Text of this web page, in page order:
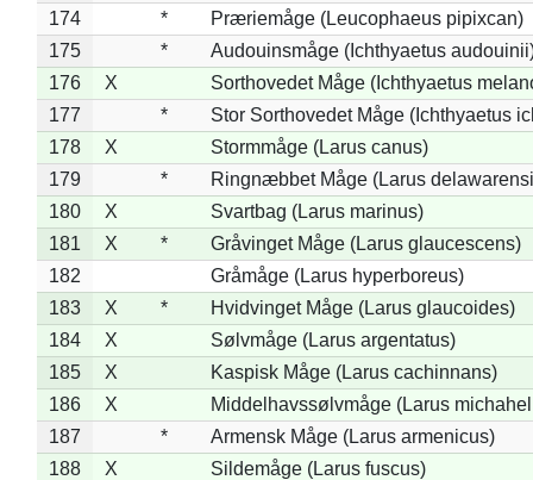
174
*
Præriemåge (Leucophaeus pipixcan)
175
*
Audouinsmåge (Ichthyaetus
176
X
Sorthovedet Måge (Ichthyaetus
177
*
Stor Sorthovedet Måge (Ichthyaetus
178
X
Stormmåge (Larus canus)
179
*
Ringnæbbet Måge (Larus
180
X
Svartbag (Larus marinus)
181
X *
Gråvinget Måge (Larus glaucescens)
182
Gråmåge (Larus hyperboreus)
183
X *
Hvidvinget Måge (Larus glaucoides)
184
X
Sølvmåge (Larus argentatus)
185
X
Kaspisk Måge (Larus cachinnans)
186
X
Middelhavssølvmåge (Larus
187
*
Armensk Måge (Larus armenicus)
188
X
Sildemåge (Larus fuscus)